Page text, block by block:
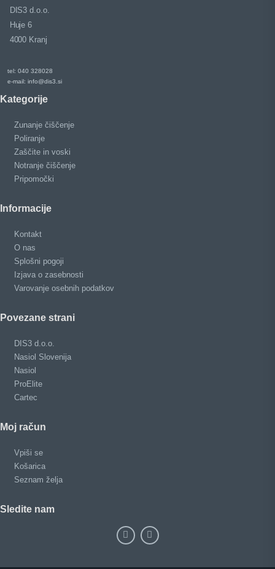
DIS3 d.o.o.
Huje 6
4000 Kranj
tel: 040 328028
e-mail: info@dis3.si
Kategorije
Zunanje čiščenje
Poliranje
Zaščite in voski
Notranje čiščenje
Pripomočki
Informacije
Kontakt
O nas
Splošni pogoji
Izjava o zasebnosti
Varovanje osebnih podatkov
Povezane strani
DIS3 d.o.o.
Nasiol Slovenija
Nasiol
ProElite
Cartec
Moj račun
Vpiši se
Košarica
Seznam želja
Sledite nam